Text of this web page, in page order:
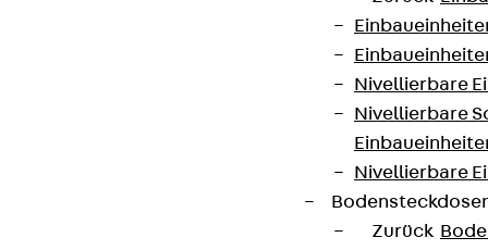
Nivellierbare
Nivellierbare
Nivellierbare
Zurück